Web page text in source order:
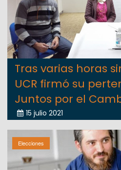
Tras varias horas
UCR firmó su
Juntos por el
15 julio 2021
Elecciones